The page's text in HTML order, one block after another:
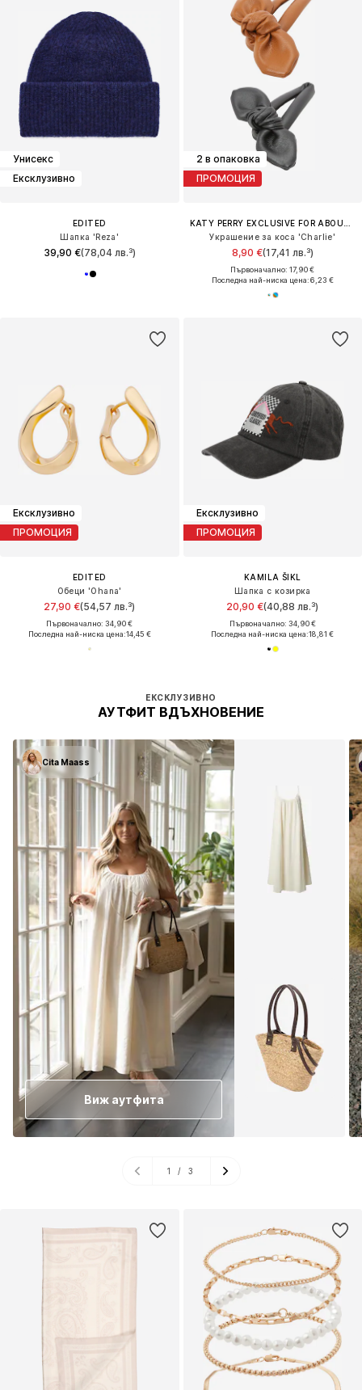
Унисекс
Ексклузивно
EDITED
Шапка 'Reza'
39,90 €(78,04 лв.³)
2 в опаковка
ПРОМОЦИЯ
Украшение за коса 'Charlie'
8,90 €(17,41 лв.³)
Първоначално: 17,90 €
Последна най-ниска цена:6,23 €
Ексклузивно
ПРОМОЦИЯ
EDITED
Обеци 'Ohana'
27,90 €(54,57 лв.³)
Първоначално: 34,90 €
Последна най-ниска цена:14,45 €
ЕКСКЛУЗИВНО
АУТФИТ ВДЪХНОВЕНИЕ
Cita Maass
Виж аутфита
1 / 3
Ексклузивно
ПРОМОЦИЯ
KAMILA ŠIKL
Шапка с козирка
20,90 €(40,88 лв.³)
Първоначално: 34,90 €
Последна най-ниска цена:18,81 €